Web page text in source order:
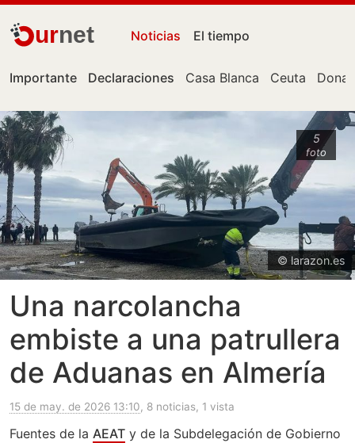
urnet Noticias El tiempo
Importante Declaraciones Casa Blanca Ceuta
5
foto
© larazon.es
Una narcolancha
embiste a una patrullera
de Aduanas en Almería
15 de may. de 2026 13:10, 8 noticias, 1 vista
Fuentes de la AEAT y de la Subdelegación de Gobierno